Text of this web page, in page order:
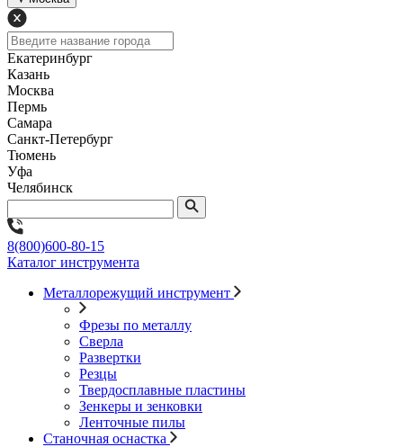
Екатеринбург
Казань
Москва
Пермь
Самара
Санкт-Петербург
Тюмень
Уфа
Челябинск
8(800)600-80-15
Каталог инструмента
Металлорежущий инструмент
Фрезы по металлу
Сверла
Развертки
Резцы
Твердосплавные пластины
Зенкеры и зенковки
Ленточные пилы
Станочная оснастка